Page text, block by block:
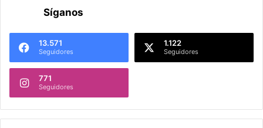
Síganos
13.571
Seguidores
1.122
Seguidores
771
Seguidores